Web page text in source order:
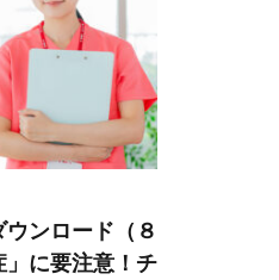
ンロード（８
」に要注意！チ